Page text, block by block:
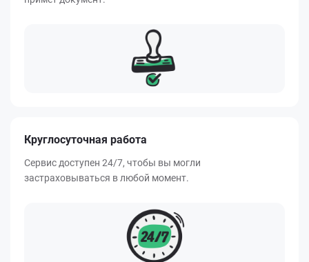
Круглосуточная работа
Сервис доступен 24/7, чтобы вы могли
застраховываться в любой момент.